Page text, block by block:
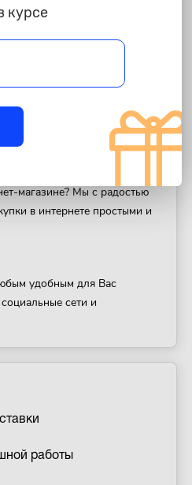
Вы всегда сможете обменять
деньги.
магазине? Мы с радостью
в интернете простыми и
удобным для Вас
сети и
работы
курсе